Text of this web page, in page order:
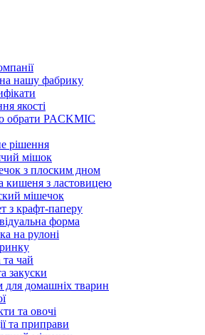
на нашу фабрику
якості
обрати PACKMIC
рішення
мішок
з плоским дном
кишеня з ластовицею
мішечок
з крафт-паперу
форма
на рулоні
чай
закуски
для домашніх тварин
та овочі
та приправи